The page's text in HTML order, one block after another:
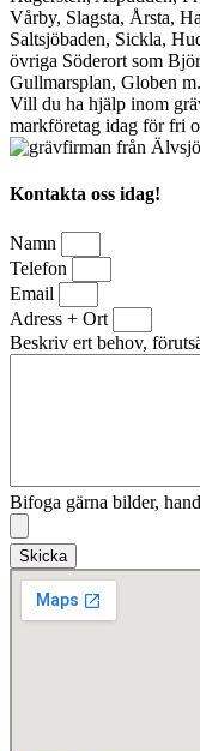
Vårby, Slagsta, Årsta,
Saltsjöbaden, Sickla,
övriga Söderort som
Gullmarsplan, Globen
Vill du ha hjälp inom
markföretag idag för fri
Kontakta oss idag!
Namn
Telefon
Email
Adress + Ort
Beskriv ert behov,
Bifoga gärna bilder,
Skicka